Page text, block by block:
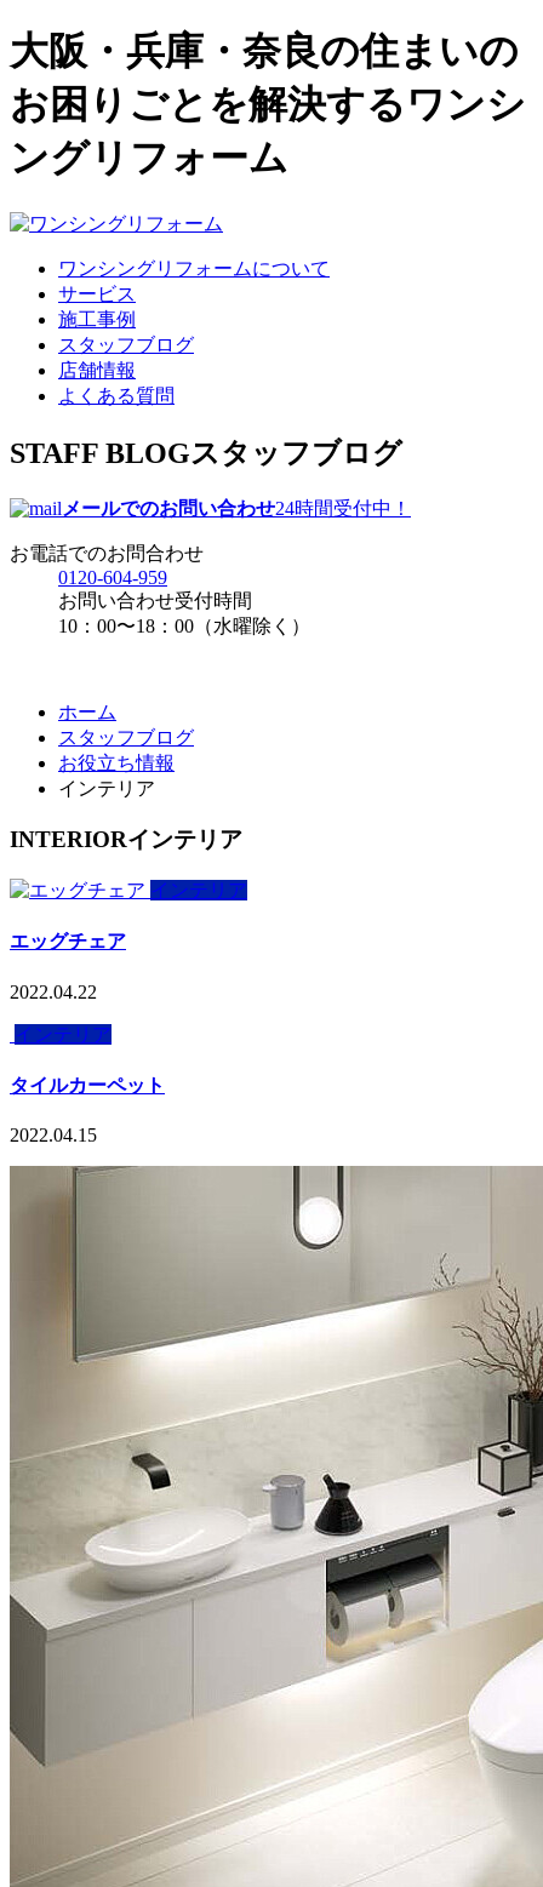
大阪・兵庫・奈良の住まいの
お困りごとを解決するワンシ
ングリフォーム
ワンシングリフォームについて
サービス
施工事例
スタッフブログ
店舗情報
よくある質問
STAFF BLOGスタッフブログ
メールでのお問い合わせ24時間受付中！
お電話でのお問合わせ
0120-604-959
お問い合わせ受付時間
10：00〜18：00（水曜除く）
ホーム
スタッフブログ
お役立ち情報
インテリア
INTERIORインテリア
インテリア
エッグチェア
2022.04.22
インテリア
タイルカーペット
2022.04.15